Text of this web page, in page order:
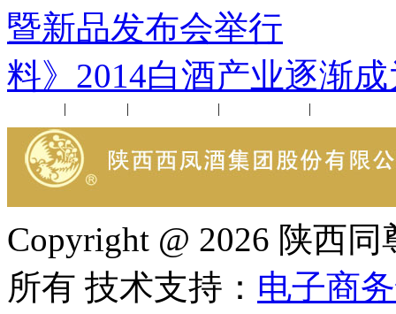
暨新品发布会举行
料》2014白酒产业逐渐
| | | |
Copyright @ 2026 陕西
所有 技术支持： 电子商